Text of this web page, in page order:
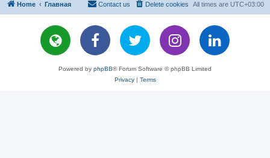
Home Главная All times are UTC+03:00
Delete cookies
Contact us
Powered by phpBB® Forum Software © phpBB Limited
Privacy| Terms